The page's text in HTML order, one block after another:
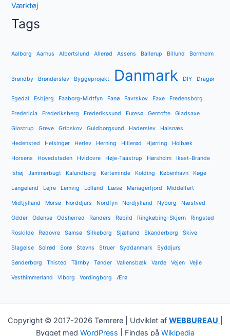
Værktøj
Tags
Aalborg Aarhus Albertslund Allerød Assens Ballerup Billund Bornholm
Brøndby Brønderslev Byggeprojekt Danmark DIY Dragør
Egedal Esbjerg Faaborg-Midtfyn Fanø Favrskov Faxe Fredensborg
Fredericia Frederiksberg Frederikssund Furesø Gentofte Gladsaxe
Glostrup Greve Gribskov Guldborgsund Haderslev Halsnæs
Hedensted Helsingør Herlev Herning Hillerød Hjørring Holbæk
Horsens Hovedstaden Hvidovre Høje-Taastrup Hørsholm Ikast-Brande
Ishøj Jammerbugt Kalundborg Kerteminde Kolding København Køge
Langeland Lejre Lemvig Lolland Læsø Mariagerfjord Middelfart
Midtjylland Morsø Norddjurs Nordfyn Nordjylland Nyborg Næstved
Odder Odense Odsherred Randers Rebild Ringkøbing-Skjern Ringsted
Roskilde Rødovre Samsø Silkeborg Sjælland Skanderborg Skive
Slagelse Solrød Sorø Stevns Struer Syddanmark Syddjurs
Sønderborg Thisted Tårnby Tønder Vallensbæk Varde Vejen Vejle
Vesthimmerland Viborg Vordingborg Ærø
Copyright © 2017-2026 Tømrere | Udviklet af WEBBUREAU
Bygget med WordPress | Findes på Wikipedia